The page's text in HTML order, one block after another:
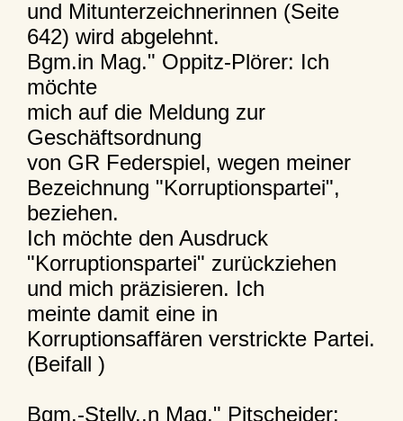
und Mitunterzeichnerinnen (Seite
642) wird abgelehnt.
Bgm.in Mag." Oppitz-Plörer: Ich
möchte
mich auf die Meldung zur
Geschäftsordnung
von GR Federspiel, wegen meiner
Bezeichnung "Korruptionspartei",
beziehen.
Ich möchte den Ausdruck
"Korruptionspartei" zurückziehen
und mich präzisieren. Ich
meinte damit eine in
Korruptionsaffären verstrickte Partei.
(Beifall )
Bgm.-Stellv.,n Mag." Pitscheider: